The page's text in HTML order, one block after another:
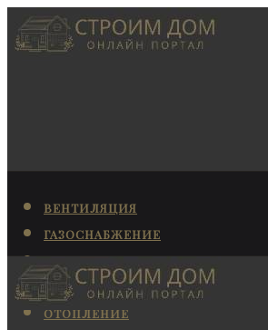
ВЕНТИЛЯЦИЯ
ГАЗОСНАБЖЕНИЕ
КАНАЛИЗАЦИЯ
КОНДИЦИОНИРОВАНИЕ
ОТОПЛЕНИЕ